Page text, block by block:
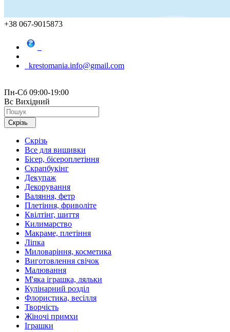
+38 067-9015873
krestomania.info@gmail.com
Пн-Сб 09:00-19:00
Вс Вихідний
Скрізь
Скрізь
Все для вишивки
Бісер, бісероплетіння
Скрапбукінг
Декупаж
Декорування
Валяння, фетр
Плетіння, фриволіте
Квілтінг, шиття
Килимарство
Макраме, плетіння
Ліпка
Миловаріння, косметика
Виготовлення свічок
Малювання
М'яка іграшка, ляльки
Кулінарний розділ
Флористика, весілля
Творчість
Жіночі примхи
Іграшки